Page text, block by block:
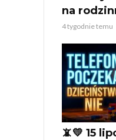
na
4 tygodnie temu
📵💛 15